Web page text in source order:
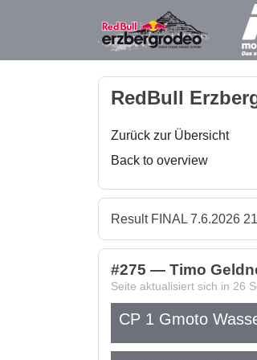
RedBull
Zurück zur Übersicht
Back to overview
Result FINAL 7.6.2026
#275 — Timo
Seite aktualisiert sich in 26
CP 1 Gmoto